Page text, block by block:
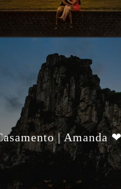
| Amanda